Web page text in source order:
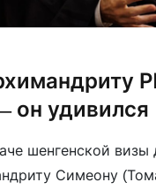
он удивился
шенгенской
Симеону